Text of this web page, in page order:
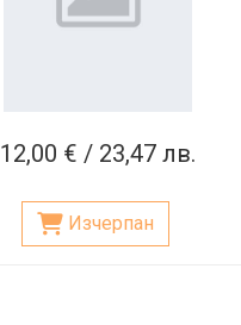
12,00 € / 23,47 лв.
Изчерпан